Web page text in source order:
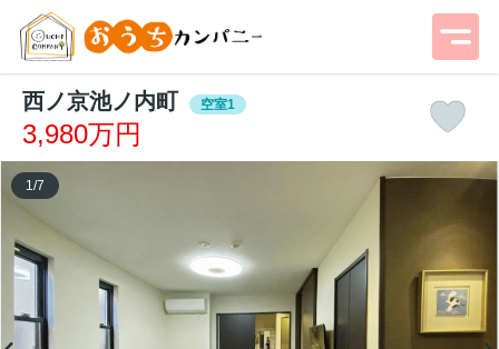
西ノ京池ノ内町 空室1
3,980万円
1 /7